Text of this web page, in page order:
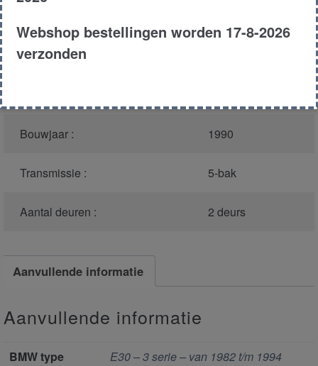
Motor type :
Bouwjaar : 1990
Transmissie : 5-bak
Aantal deuren : 2 deurs
Aanvullende informatie
Aanvullende informatie
BMW type E30 – 3 serie – van 1982 t/m 1994
Webshop bestellingen worden 17-8-2026
verzonden